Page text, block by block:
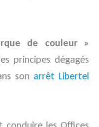
de couleur »
principes dégagés
son arrêt Libertel